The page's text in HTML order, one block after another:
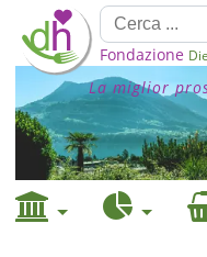
Fondazione
La miglior